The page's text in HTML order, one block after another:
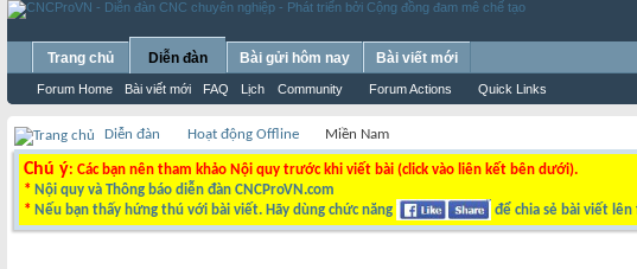
Trang chủ Diễn đàn
Forum Home Bài viết mới FAQ Lịch Community Forum Actions Quick Links
Bài gửi hôm nay Bài viết mới
Diễn đàn Hoạt động Offline Miền Nam
Chú ý: Các bạn nên tham khảo Nội quy trước khi viết bài (click vào liên kết bên dưới).
* Nội quy và Thông báo diễn đàn CNCProVN.com
* Nếu bạn thấy hứng thú với bài viết. Hãy dùng chức năng để chia sẻ bài viết lên